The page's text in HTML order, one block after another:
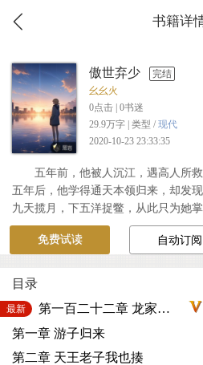
书籍详
傲世弃少
完结
幺幺火
0点击 | 0书迷
29.9万字 | 类型 / 现代
2020-10-23 23:33:35
五年前，他被人沉江，遇高人所
五年后，他学得通天本领归来，却发
九天揽月，下五洋捉鳖，从此只为她
免费试读 自动订阅
目录
最新 第一百二十二章 龙家家主
第一章 游子归来
第二章 天王老子我也揍